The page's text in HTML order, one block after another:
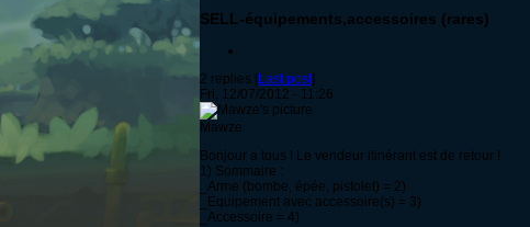
SELL-équipements,accessoires (rares)
2 replies [Last post]
Fri, 12/07/2012 - 11:26
Mawze
Bonjour a tous ! Le vendeur itinérant est de retour !
1) Sommaire :
_Arme (bombe, épée, pistolet) = 2)
_Equipement avec accessoire(s) = 3)
_Accessoire = 4)